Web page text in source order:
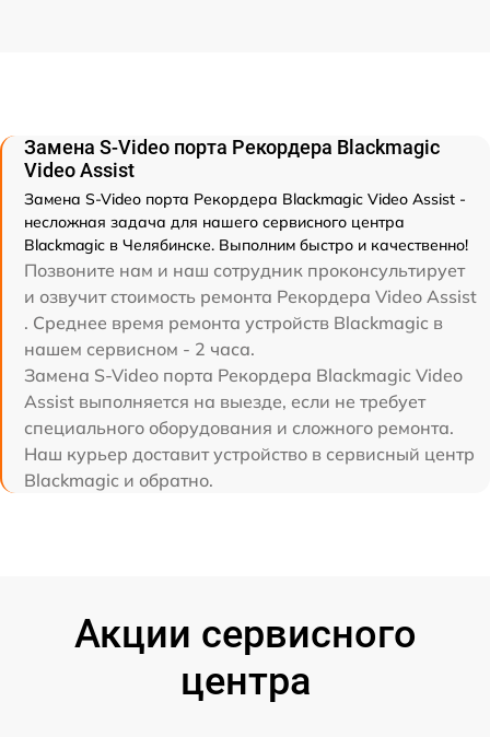
Замена S-Video порта Рекордера Blackmagic
Video Assist
Замена S-Video порта Рекордера Blackmagic Video Assist -
несложная задача для нашего сервисного центра
Blackmagic в Челябинске. Выполним быстро и качественно!
Позвоните нам и наш сотрудник проконсультирует
и озвучит стоимость ремонта Рекордера Video Assist
. Среднее время ремонта устройств Blackmagic в
нашем сервисном - 2 часа.
Замена S-Video порта Рекордера Blackmagic Video
Assist выполняется на выезде, если не требует
специального оборудования и сложного ремонта.
Наш курьер доставит устройство в сервисный центр
Blackmagic и обратно.
Акции сервисного
центра